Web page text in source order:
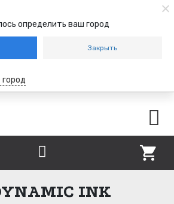
определить ваш город
Закрыть
INK